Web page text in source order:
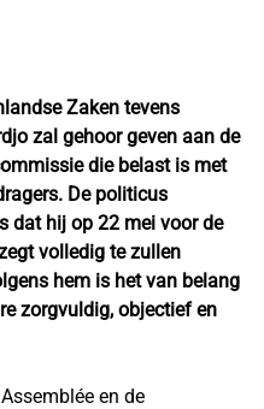
Zaken tevens
zal gehoor geven aan de
die belast is met
De politicus
dat hij op 22 mei voor de
volledig te zullen
hem is het van belang
zorgvuldig, objectief en
en de